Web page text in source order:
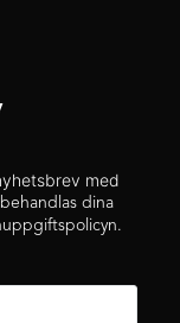
med
dina